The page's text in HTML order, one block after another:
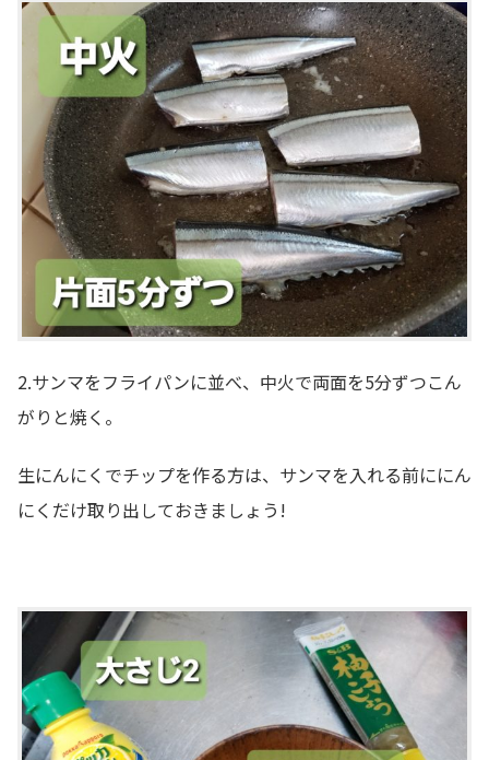
2.サンマをフライパンに並べ、中火で両面を5分ずつこん
がりと焼く。
生にんにくでチップを作る方は、サンマを入れる前ににん
にくだけ取り出しておきましょう!